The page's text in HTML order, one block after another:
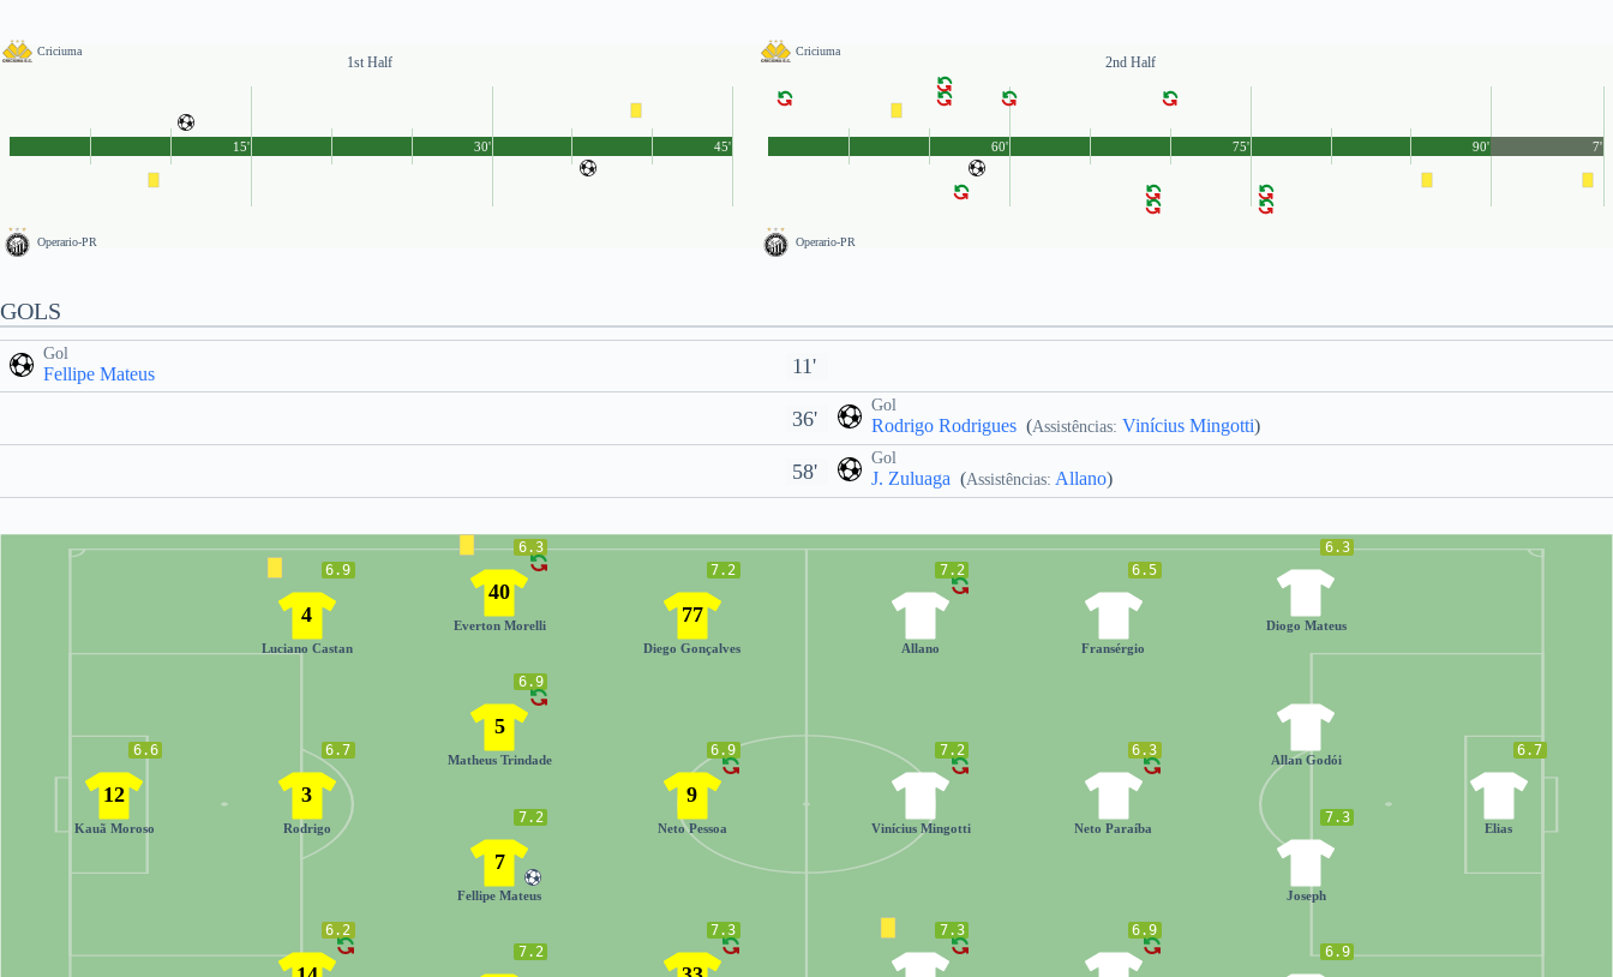
Criciuma
1st Half
Operario-PR
45'
15' 30'
Criciuma
2nd Half
Operario-PR
90'
60' 75' 7'
GOLS
Gol
Fellipe Mateus 11'
36'
Gol
Rodrigo Rodrigues (Assistências: Vinícius Mingotti)
58'
Gol
J. Zuluaga (Assistências: Allano)
6.6
12
Kauã Moroso
6.9
4
Luciano Castan
6.7
3
Rodrigo
6.2
6.3
40
Everton Morelli
6.9
5
Matheus Trindade
7.2
7
Fellipe Mateus
7.2
7.2
77
Diego Gonçalves
6.9
9
Neto Pessoa
7.3
6.7
Elias
6.9
7.3
Joseph
Allan Godói
6.3
Diogo Mateus
6.9
6.3
Neto Paraíba
6.5
Fransérgio
7.3
7.2
Vinícius Mingotti
7.2
Allano